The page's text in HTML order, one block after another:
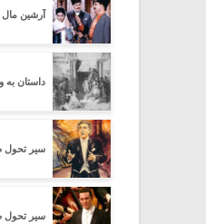
آرشین مال
داستان به
سیر تحول
سیر تحول